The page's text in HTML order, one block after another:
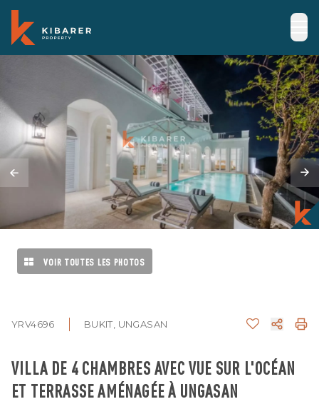
VOIR TOUTES LES PHOTOS
YRV4696 BUKIT, UNGASAN
VILLA DE 4 CHAMBRES AVEC VUE SUR L'OCÉAN
ET TERRASSE AMÉNAGÉE À UNGASAN